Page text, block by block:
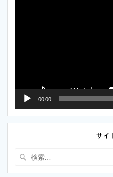
00:00
サイ